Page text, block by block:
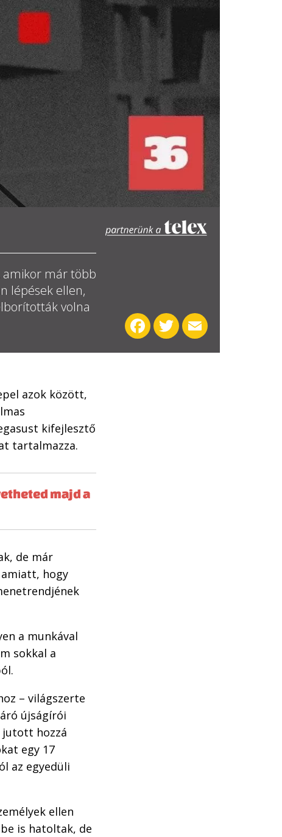
amikor már több
lépések ellen,
volna
Facebook
TwitterEmail
azok között,
kifejlesztő
tartalmazza.
majd a
de már
hogy
a munkával
sokkal a
– világszerte
újságírói
jutott hozzá
egy 17
az egyedüli
ellen
is hatoltak, de